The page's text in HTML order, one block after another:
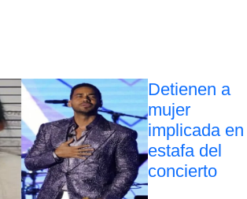
Detienen a
mujer
implicada en
estafa del
concierto